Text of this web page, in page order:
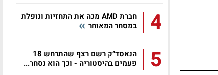
4
חברת AMD מכה את התחזיות ונופלת
במסחר המאוחר
5
הנאסד״ק רשם רצף שהתרחש 18
פעמים בהיסטוריה - וכך הוא נסחר...